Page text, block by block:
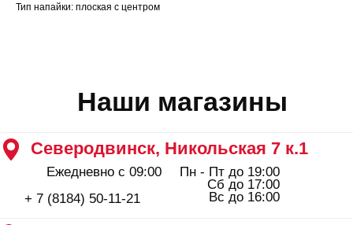
Тип напайки: плоская с центром
Пн - Пт 09:00 - 19:00